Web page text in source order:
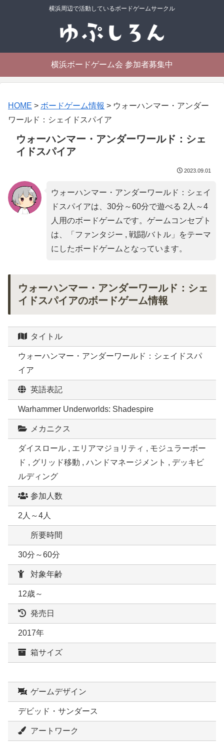
横浜周辺で活動しているボードゲームサークル
横浜ボードゲーム会 参加者募集中
HOME > ボードゲーム情報 > ウォーハンマー・アンダー
ワールド：シェイドスパイア
ウォーハンマー・アンダーワールド：シェ
イドスパイア
2023.09.01
ウォーハンマー・アンダーワールド：シェイ
ドスパイアは、30分～60分で遊べる 2人～4
人用のボードゲームです。ゲームコンセプト
は、「 ファンタジー , 戦闘/バトル」をテーマ
にしたボードゲームとなっています。
ウォーハンマー・アンダーワールド：シェ
イドスパイアのボードゲーム情報
タイトル
ウォーハンマー・アンダーワールド：シェイドスパ
イア
英語表記
Warhammer Underworlds: Shadespire
メカニクス
ダイスロール , エリアマジョリティ , モジュラーボー
ド , グリッド移動 , ハンドマネージメント , デッキビ
ルディング
参加人数
2人～4人
所要時間
30分～60分
対象年齢
12歳～
発売日
2017年
箱サイズ
ゲームデザイン
デビッド・サンダース
アートワーク